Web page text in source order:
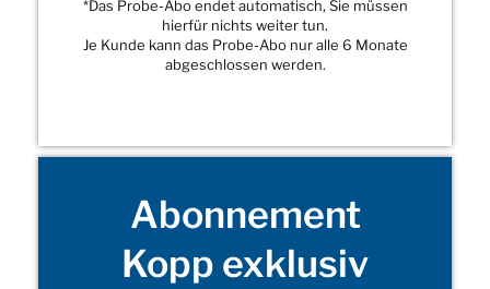
*Das Probe-Abo endet automatisch, Sie müssen
hierfür nichts weiter tun.
Je Kunde kann das Probe-Abo nur alle 6 Monate
abgeschlossen werden.
Abonnement
Kopp exklusiv